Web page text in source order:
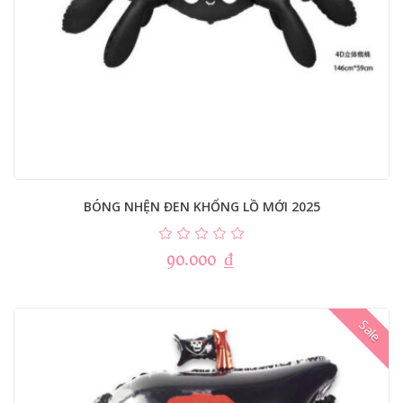
BÓNG NHỆN ĐEN KHỔNG LỒ MỚI 2025
90.000 ₫
Sale